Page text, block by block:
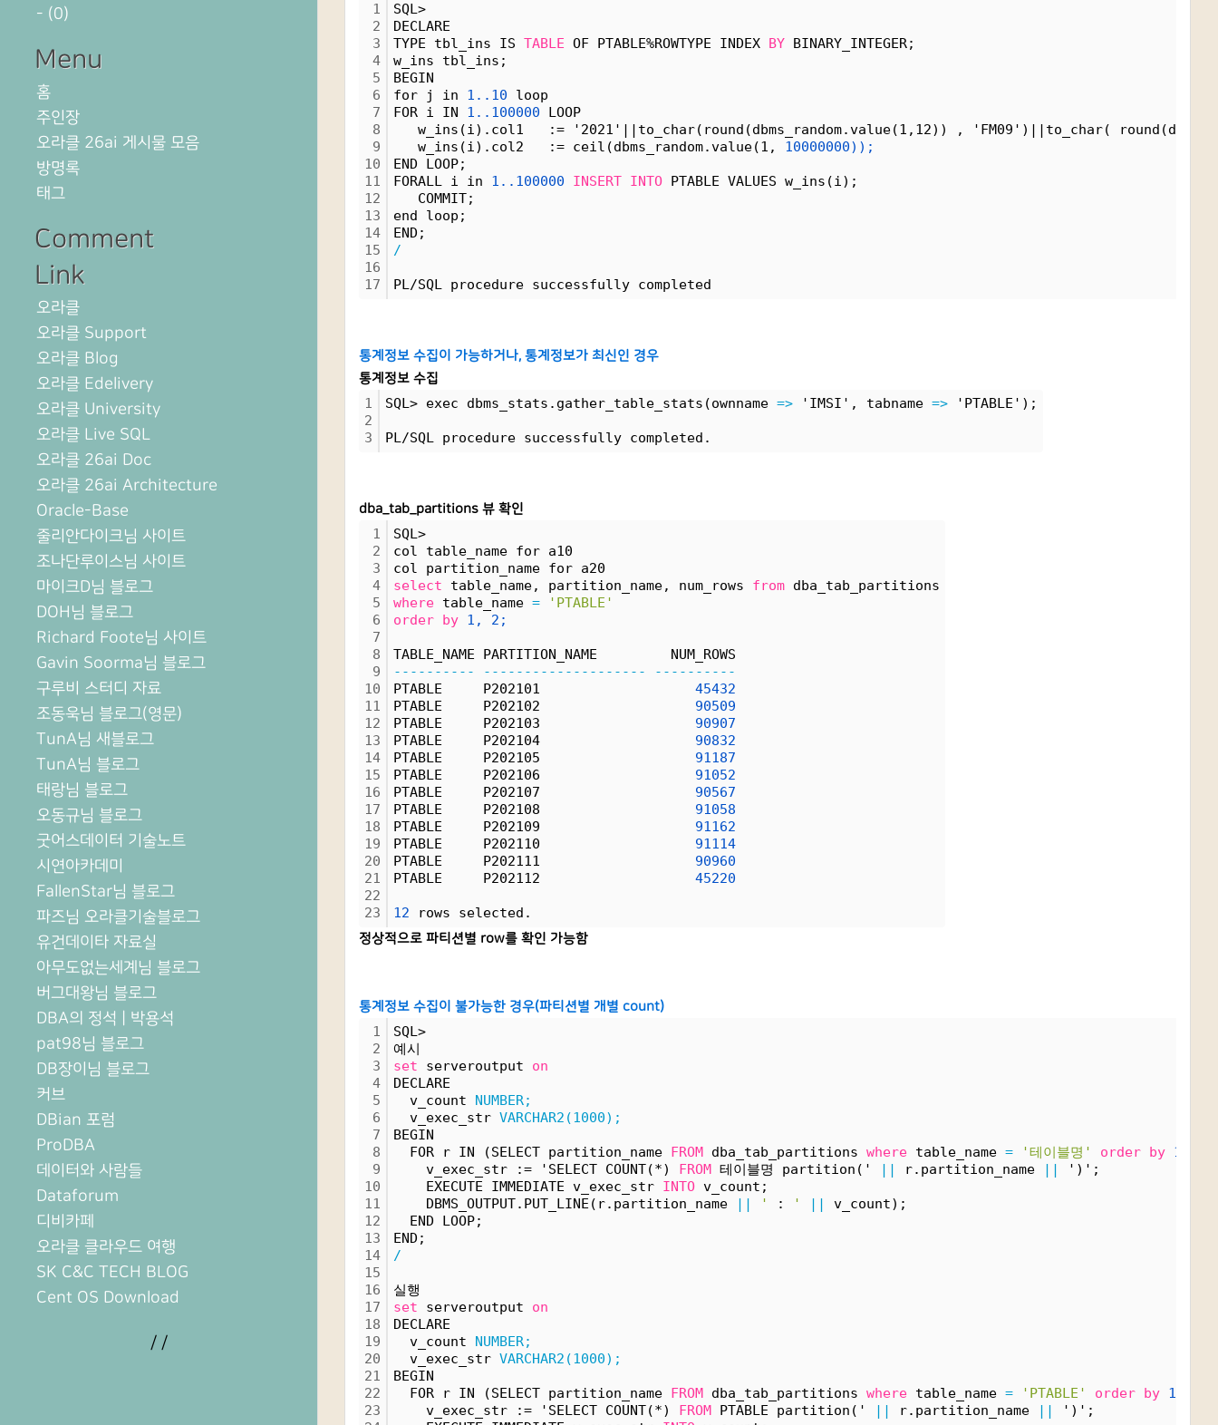
- (0)
Menu
홈
주인장
오라클 26ai 게시물 모음
방명록
태그
Comment
Link
오라클
오라클 Support
오라클 Blog
오라클 Edelivery
오라클 University
오라클 Live SQL
오라클 26ai Doc
오라클 26ai Architecture
Oracle-Base
줄리안다이크님 사이트
조나단루이스님 사이트
마이크D님 블로그
DOH님 블로그
Richard Foote님 사이트
Gavin Soorma님 블로그
구루비 스터디 자료
조동욱님 블로그(영문)
TunA님 새블로그
TunA님 블로그
태랑님 블로그
오동규님 블로그
굿어스데이터 기술노트
시연아카데미
FallenStar님 블로그
파즈님 오라클기술블로그
유건데이타 자료실
아무도없는세계님 블로그
버그대왕님 블로그
DBA의 정석 | 박용석
pat98님 블로그
DB장이님 블로그
커브
DBian 포럼
ProDBA
데이터와 사람들
Dataforum
디비카페
오라클 클라우드 여행
SK C&C TECH BLOG
Cent OS Download
/ /
1
2
3
4
5
6
7
8
9
10
11
12
13
14
15
16
17
SQL>
DECLARE
TYPE tbl_ins IS TABLE OF PTABLE%ROWTYPE INDEX BY BINARY_INTEGER;
w_ins tbl_ins;
BEGIN
for j in 1..10 loop
FOR i IN 1..100000 LOOP
w_ins(i).col1   := '2021'||to_char(round(dbms_random.value(1,12)) , 'FM09')||to_char(
w_ins(i).col2   := ceil(dbms_random.value(1, 10000000));
END LOOP;
FORALL i in 1..100000 INSERT INTO PTABLE VALUES w_ins(i);
COMMIT;
end loop;
END;
/
PL/SQL procedure successfully completed
통계정보 수집이 가능하거나, 통계정보가 최신인 경우
통계정보 수집
1
2
3
SQL> exec dbms_stats.gather_table_stats(ownname => 'IMSI', tabname => 'PTABLE');
PL/SQL procedure successfully completed.
dba_tab_partitions 뷰 확인
1
2
3
4
5
6
7
8
9
10
11
12
13
14
15
16
17
18
19
20
21
22
23
SQL>
col table_name for a10
col partition_name for a20
select table_name, partition_name, num_rows from dba_tab_partitions
where table_name =
'PTABLE'
order by 1, 2;
TABLE_NAME PARTITION_NAME         NUM_ROWS
----------
--------------------
----------
PTABLE     P202101 45432
PTABLE     P202102 90509
PTABLE     P202103 90907
PTABLE     P202104 90832
PTABLE     P202105 91187
PTABLE     P202106 91052
PTABLE     P202107 90567
PTABLE     P202108 91058
PTABLE     P202109 91162
PTABLE     P202110 91114
PTABLE     P202111 90960
PTABLE     P202112 45220
12 rows selected.
정상적으로 파티션별 row를 확인 가능함
통계정보 수집이 불가능한 경우(파티션별 개별 count)
1
2
3
4
5
6
7
8
9
10
11
12
13
14
15
16
17
18
19
20
21
22
23
SQL>
예시
set serveroutput on
DECLARE
v_count NUMBER;
v_exec_str VARCHAR2(1000);
BEGIN
FOR r IN (SELECT partition_name FROM dba_tab_partitions where table_name = '테이블명' order by 1)
v_exec_str := 'SELECT COUNT(*) FROM 테이블명 partition(' || r.partition_name ||
')';
EXECUTE IMMEDIATE v_exec_str INTO v_count;
DBMS_OUTPUT.PUT_LINE(r.partition_name
|| ' : ' ||
v_count);
END LOOP;
END;
/
실행
set serveroutput on
DECLARE
v_count NUMBER;
v_exec_str VARCHAR2(1000);
BEGIN
FOR r IN (SELECT partition_name FROM dba_tab_partitions where table_name = 'PTABLE' order by 1)
v_exec_str := 'SELECT COUNT(*) FROM PTABLE partition(' || r.partition_name ||
')';